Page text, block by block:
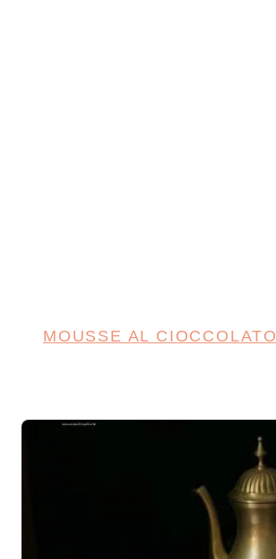
MOUSSE AL CIOCCOLATO